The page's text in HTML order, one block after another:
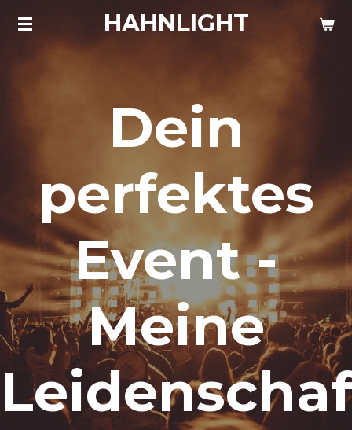
Zum
Hauptinhalt
HAHNLIGHT
Dein
perfektes
Event -
Meine